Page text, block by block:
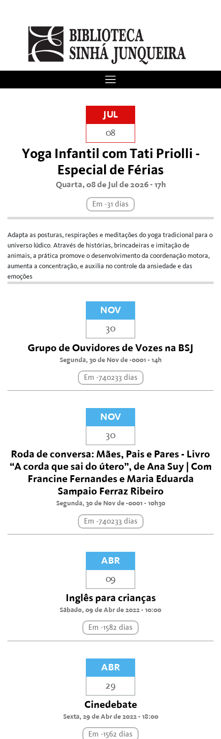
JUL
08
Yoga Infantil com Tati Priolli -
Especial de Férias
Quarta, 08 de Jul de 2026 - 17h
Em -31 dias
Adapta as posturas, respirações e meditações do yoga tradicional para o
universo lúdico. Através de histórias, brincadeiras e imitação de
animais, a prática promove o desenvolvimento da coordenação motora,
aumenta a concentração, e auxilia no controle da ansiedade e das
emoções
NOV
30
Grupo de Ouvidores de Vozes na BSJ
Segunda, 30 de Nov de -0001 - 14h
Em -740233 dias
NOV
30
Roda de conversa: Mães, Pais e Pares - Livro
“A corda que sai do útero”, de Ana Suy | Com
Francine Fernandes e Maria Eduarda
Sampaio Ferraz Ribeiro
Segunda, 30 de Nov de -0001 - 10h30
Em -740233 dias
ABR
09
Inglês para crianças
Sábado, 09 de Abr de 2022 - 10:00
Em -1582 dias
ABR
29
Cinedebate
Sexta, 29 de Abr de 2022 - 18:00
Em -1562 dias